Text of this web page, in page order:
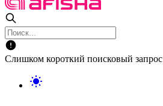
Слишком короткий поисковый запрос